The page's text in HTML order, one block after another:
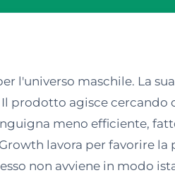
l'universo maschile. La
prodotto agisce cercando
meno efficiente,
lavora per favorire la
non avviene in modo